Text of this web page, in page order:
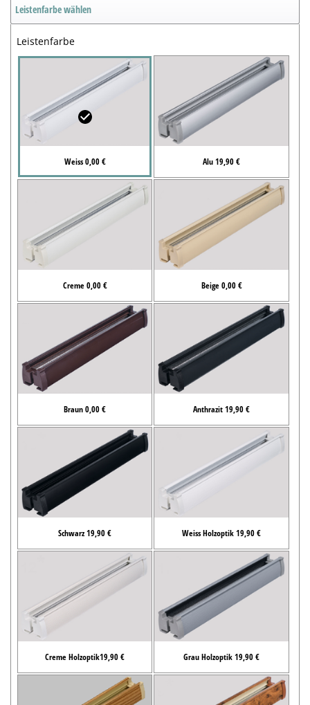
Leistenfarbe wählen
Leistenfarbe
Weiss 0,00 € Alu 19,90 €
Creme 0,00 € Beige 0,00 €
Braun 0,00 € Anthrazit 19,90 €
Schwarz 19,90 € Weiss Holzoptik 19,90 €
Creme Holzoptik19,90 € Grau Holzoptik 19,90 €